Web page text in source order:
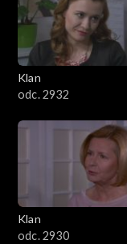
Klan
odc. 2932
Klan
odc. 2930